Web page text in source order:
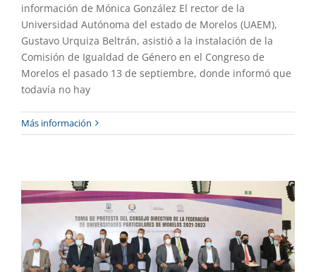
información de Mónica González El rector de la
Universidad Autónoma del estado de Morelos (UAEM),
Gustavo Urquiza Beltrán, asistió a la instalación de la
Comisión de Igualdad de Género en el Congreso de
Morelos el pasado 13 de septiembre, donde informó que
todavía no hay
Más información
Participa rector en toma de protesta de